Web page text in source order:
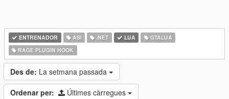
ENTRENADOR ASI .NET LUA
GTALUA
RAGE PLUGIN HOOK
Des de: La setmana passada
Ordenar per: Últimes càrregues